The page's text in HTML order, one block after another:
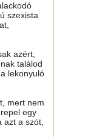
szexista
azért,
találod
lekonyuló
mert nem
egy
azt a szót,